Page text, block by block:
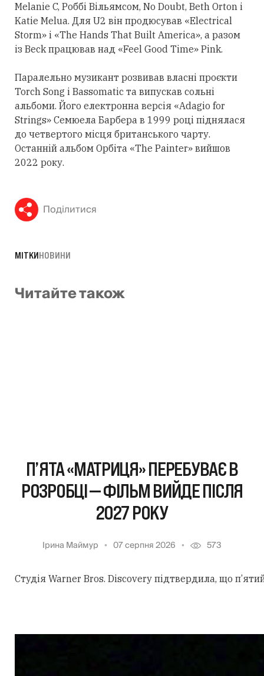
Melanie C, Роббі Вільямсом, No Doubt, Beth Orton і
Katie Melua. Для U2 він продюсував «Electrical
Storm» і «The Hands That Built America», а разом
із Beck працював над «Feel Good Time» Pink.
Паралельно музикант розвивав власні проєкти
Torch Song і Bassomatic та випускав сольні
альбоми. Його електронна версія «Adagio for
Strings» Семюела Барбера в 1999 році піднялася
до четвертого місця британського чарту.
Останній альбом Орбіта «The Painter» вийшов
2022 року.
Поділитися
МІТКИНОВИНИ
Читайте також
П’ЯТА «МАТРИЦЯ» ПЕРЕБУВАЄ В
РОЗРОБЦІ — ФІЛЬМ ВИЙДЕ ПІСЛЯ
2027 РОКУ
Ірина Маймур 07 серпня 2026 573
Студія Warner Bros. Discovery підтвердила, що